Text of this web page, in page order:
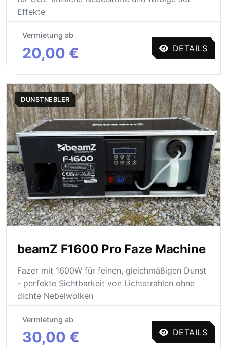
Effekte
Vermietung ab
20,00 € DETAILS
DUNSTNEBLER
beamZ F1600 Pro Faze Machine
Fazer mit 1600W für feinen, gleichmäßigen Dunst
- perfekte Sichtbarkeit von Lichtstrahlen ohne
dichte Nebelwolken
Vermietung ab
30,00 € DETAILS